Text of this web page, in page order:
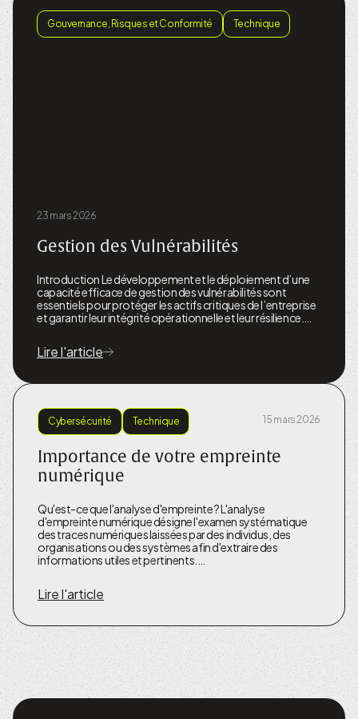
Gouvernance, Risques et Conformité Technique
23 mars 2026
Gestion des Vulnérabilités
Introduction Le développement et le déploiement d’une
capacité efficace de gestion des vulnérabilités sont
essentiels pour protéger les actifs critiques de l’entreprise
et garantir leur intégrité opérationnelle et leur résilience.…
Lire l'article
Cybersécurité Technique 15 mars 2026
Importance de votre empreinte
numérique
Qu'est-ce que l'analyse d'empreinte ? L'analyse
d'empreinte numérique désigne l'examen systématique
des traces numériques laissées par des individus, des
organisations ou des systèmes afin d'extraire des
informations utiles et pertinents.…
Lire l'article